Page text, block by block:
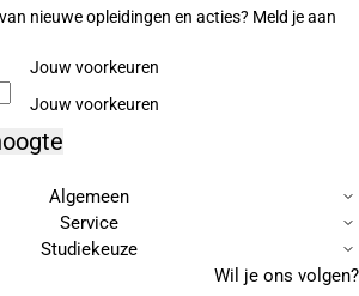
nieuwe opleidingen en acties? Meld je aan
Jouw voorkeuren
Algemeen
Service
Studiekeuze
Wil je ons volgen?